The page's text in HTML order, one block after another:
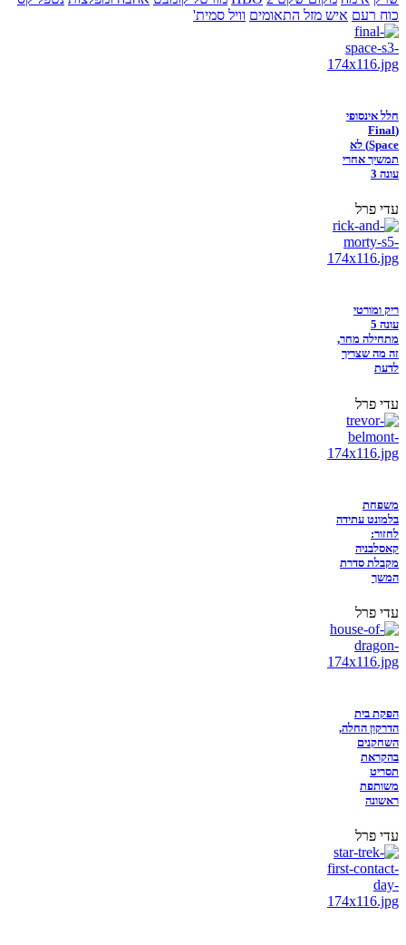
כוח רעם איש מזל התאומים וויל סמית'
חלל אינסופי
(Final
Space) לא
תמשיך אחרי
עונה 3
עדי פרל
ריק ומורטי
עונה 5
מתחילה מחר,
זה מה שצריך
לדעת
עדי פרל
משפחת
בלמונט עתידה
לחזור:
קאסלבניה
מקבלת סדרת
המשך
עדי פרל
הפקת בית
הדרקון החלה,
השחקנים
בהקראת
תסריט
משותפת
ראשונה
עדי פרל